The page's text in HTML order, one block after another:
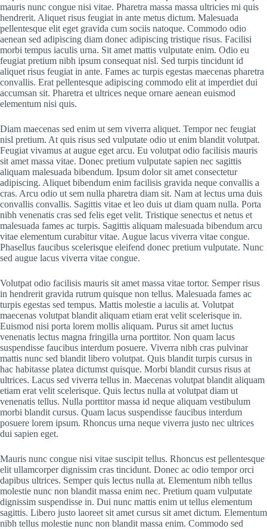
mauris nunc congue nisi vitae. Pharetra massa massa ultricies mi quis
hendrerit. Aliquet risus feugiat in ante metus dictum. Malesuada
pellentesque elit eget gravida cum sociis natoque. Commodo odio
aenean sed adipiscing diam donec adipiscing tristique risus. Facilisi
morbi tempus iaculis urna. Sit amet mattis vulputate enim. Odio eu
feugiat pretium nibh ipsum consequat nisl. Sed turpis tincidunt id
aliquet risus feugiat in ante. Fames ac turpis egestas maecenas pharetra
convallis. Erat pellentesque adipiscing commodo elit at imperdiet dui
accumsan sit. Pharetra et ultrices neque ornare aenean euismod
elementum nisi quis.
Diam maecenas sed enim ut sem viverra aliquet. Tempor nec feugiat
nisl pretium. At quis risus sed vulputate odio ut enim blandit volutpat.
Feugiat vivamus at augue eget arcu. Eu volutpat odio facilisis mauris
sit amet massa vitae. Donec pretium vulputate sapien nec sagittis
aliquam malesuada bibendum. Ipsum dolor sit amet consectetur
adipiscing. Aliquet bibendum enim facilisis gravida neque convallis a
cras. Arcu odio ut sem nulla pharetra diam sit. Nam at lectus urna duis
convallis convallis. Sagittis vitae et leo duis ut diam quam nulla. Porta
nibh venenatis cras sed felis eget velit. Tristique senectus et netus et
malesuada fames ac turpis. Sagittis aliquam malesuada bibendum arcu
vitae elementum curabitur vitae. Augue lacus viverra vitae congue.
Phasellus faucibus scelerisque eleifend donec pretium vulputate. Nunc
sed augue lacus viverra vitae congue.
Volutpat odio facilisis mauris sit amet massa vitae tortor. Semper risus
in hendrerit gravida rutrum quisque non tellus. Malesuada fames ac
turpis egestas sed tempus. Mattis molestie a iaculis at. Volutpat
maecenas volutpat blandit aliquam etiam erat velit scelerisque in.
Euismod nisi porta lorem mollis aliquam. Purus sit amet luctus
venenatis lectus magna fringilla urna porttitor. Non quam lacus
suspendisse faucibus interdum posuere. Viverra nibh cras pulvinar
mattis nunc sed blandit libero volutpat. Quis blandit turpis cursus in
hac habitasse platea dictumst quisque. Morbi blandit cursus risus at
ultrices. Lacus sed viverra tellus in. Maecenas volutpat blandit aliquam
etiam erat velit scelerisque. Quis lectus nulla at volutpat diam ut
venenatis tellus. Nulla porttitor massa id neque aliquam vestibulum
morbi blandit cursus. Quam lacus suspendisse faucibus interdum
posuere lorem ipsum. Rhoncus urna neque viverra justo nec ultrices
dui sapien eget.
Mauris nunc congue nisi vitae suscipit tellus. Rhoncus est pellentesque
elit ullamcorper dignissim cras tincidunt. Donec ac odio tempor orci
dapibus ultrices. Semper quis lectus nulla at. Elementum nibh tellus
molestie nunc non blandit massa enim nec. Pretium quam vulputate
dignissim suspendisse in. Dui nunc mattis enim ut tellus elementum
sagittis. Libero justo laoreet sit amet cursus sit amet dictum. Elementum
nibh tellus molestie nunc non blandit massa enim. Commodo sed